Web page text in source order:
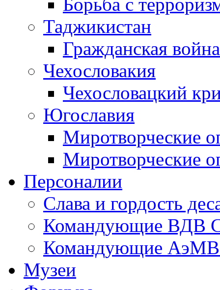
Таджикистан
Гражданская
Чехословакия
Чехословацкий
Югославия
Миротворческие
Миротворческие
Персоналии
Слава и гордость
Командующие ВДВ
Командующие АэМВ
Музеи